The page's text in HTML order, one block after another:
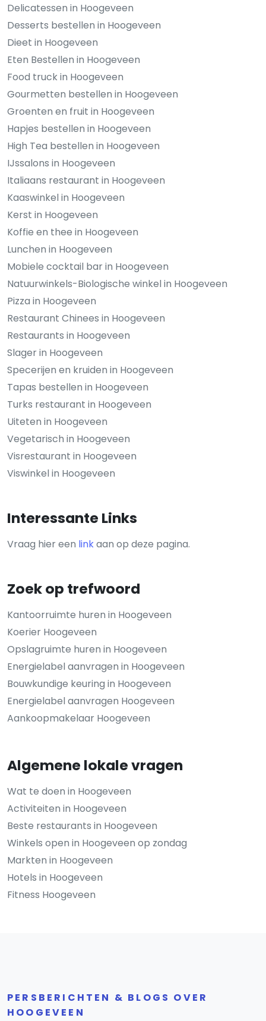
Delicatessen in Hoogeveen
Desserts bestellen in Hoogeveen
Dieet in Hoogeveen
Eten Bestellen in Hoogeveen
Food truck in Hoogeveen
Gourmetten bestellen in Hoogeveen
Groenten en fruit in Hoogeveen
Hapjes bestellen in Hoogeveen
High Tea bestellen in Hoogeveen
IJssalons in Hoogeveen
Italiaans restaurant in Hoogeveen
Kaaswinkel in Hoogeveen
Kerst in Hoogeveen
Koffie en thee in Hoogeveen
Lunchen in Hoogeveen
Mobiele cocktail bar in Hoogeveen
Natuurwinkels-Biologische winkel in Hoogeveen
Pizza in Hoogeveen
Restaurant Chinees in Hoogeveen
Restaurants in Hoogeveen
Slager in Hoogeveen
Specerijen en kruiden in Hoogeveen
Tapas bestellen in Hoogeveen
Turks restaurant in Hoogeveen
Uiteten in Hoogeveen
Vegetarisch in Hoogeveen
Visrestaurant in Hoogeveen
Viswinkel in Hoogeveen
Interessante Links
Vraag hier een linkaan op deze pagina.
Zoek op trefwoord
Kantoorruimte huren in Hoogeveen
Koerier Hoogeveen
Opslagruimte huren in Hoogeveen
Energielabel aanvragen in Hoogeveen
Bouwkundige keuring in Hoogeveen
Energielabel aanvragen Hoogeveen
Aankoopmakelaar Hoogeveen
Algemene lokale vragen
Wat te doen in Hoogeveen
Activiteiten in Hoogeveen
Beste restaurants in Hoogeveen
Winkels open in Hoogeveen op zondag
Markten in Hoogeveen
Hotels in Hoogeveen
Fitness Hoogeveen
PERSBERICHTEN & BLOGS OVER
HOOGEVEEN